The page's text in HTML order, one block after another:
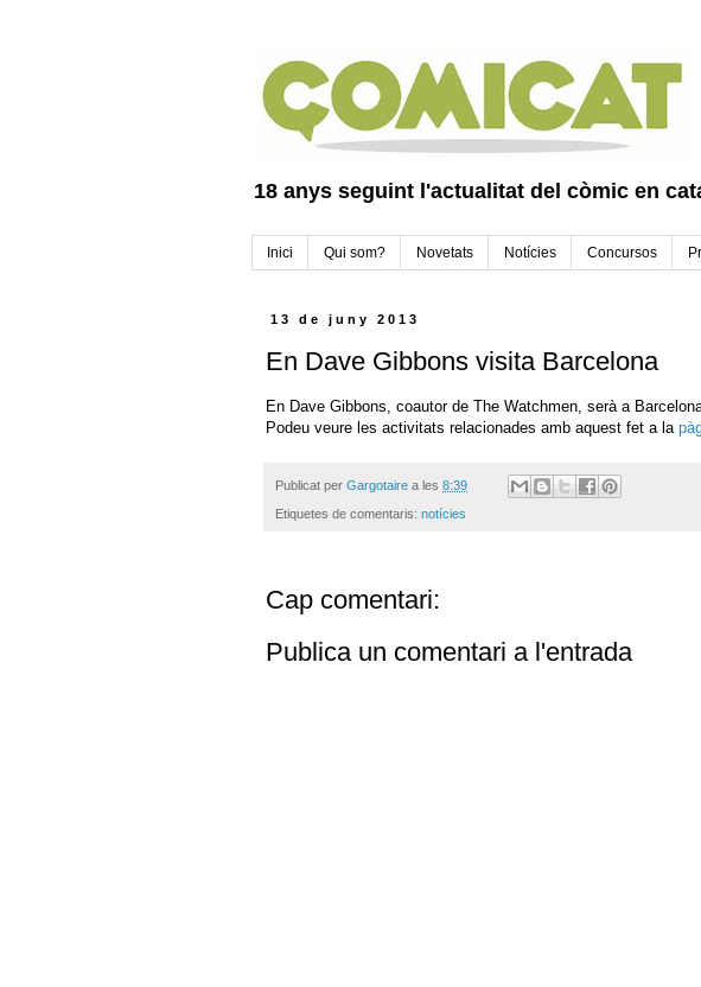
18 anys seguint l'actualitat del còmic en
Inici Qui som? Novetats Notícies Concursos
13 de juny 2013
En Dave Gibbons visita Barcelona
En Dave Gibbons, coautor de The Watchmen, serà a
Podeu veure les activitats relacionades amb aquest fet a la
Publicat per Gargotaire a les 8:39
Etiquetes de comentaris: notícies
Cap comentari:
Publica un comentari a l'entrada